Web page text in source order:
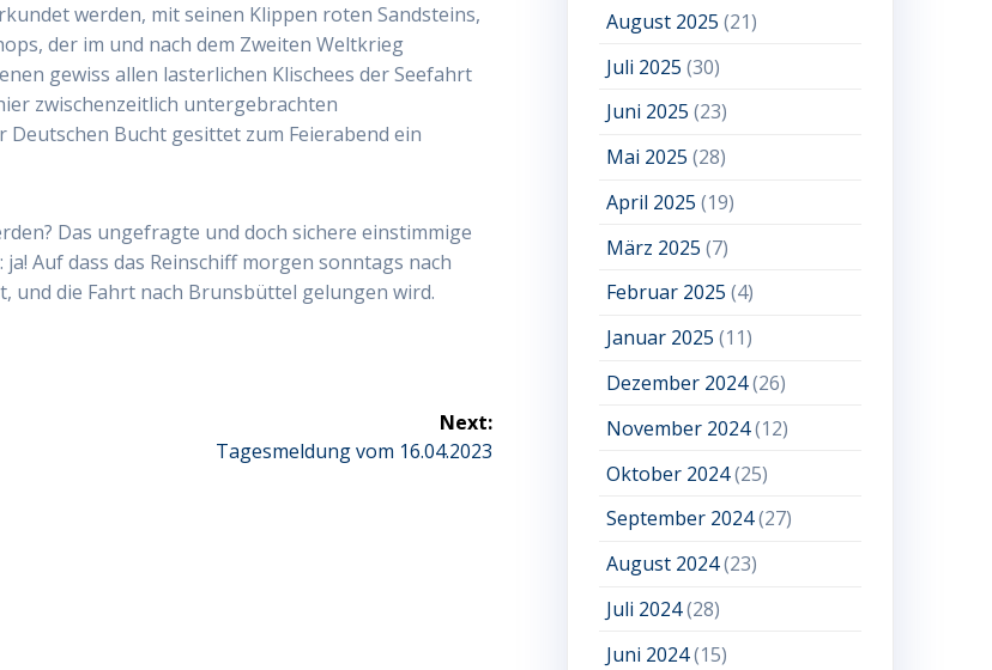
werden, mit seinen Klippen roten Sandsteins,
der im und nach dem Zweiten Weltkrieg
gewiss allen lasterlichen Klischees der Seefahrt
zwischenzeitlich untergebrachten
Bucht gesittet zum Feierabend ein
Das ungefragte und doch sichere einstimmige
Auf dass das Reinschiff morgen sonntags nach
und die Fahrt nach Brunsbüttel gelungen wird.
Next:
Next
Tagesmeldung vom 16.04.2023
August 2025 (21)
Juli 2025 (30)
Juni 2025 (23)
Mai 2025 (28)
April 2025 (19)
März 2025 (7)
Februar 2025 (4)
Januar 2025 (11)
Dezember 2024(26)
November 2024(12)
Oktober 2024(25)
September 2024(27)
August 2024(23)
Juli 2024(28)
Juni 2024(15)